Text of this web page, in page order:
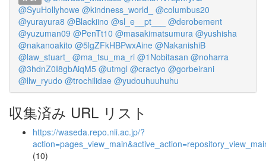
@SyuHollyhowe @kindness_world_
@columbus20
@yurayura8 @Blackiino @sl_e__pt___
@derobement
@yuzuman09 @PenTt10 @masakimatsumura @yushisha
@nakanoakito @5lgZFkHBPwxAine @NakanishiB
@law_stuart_ @ma_tsu_ma_ri @1Nobitasan @noharra
@3hdnZ0I8gbAiqM5 @utmgl @cractyo @gorbeirani
@llw_ryudo @trochilidae @yudouhuuhuhu
収集済み URL リスト
https://waseda.repo.nii.ac.jp/?
(10)